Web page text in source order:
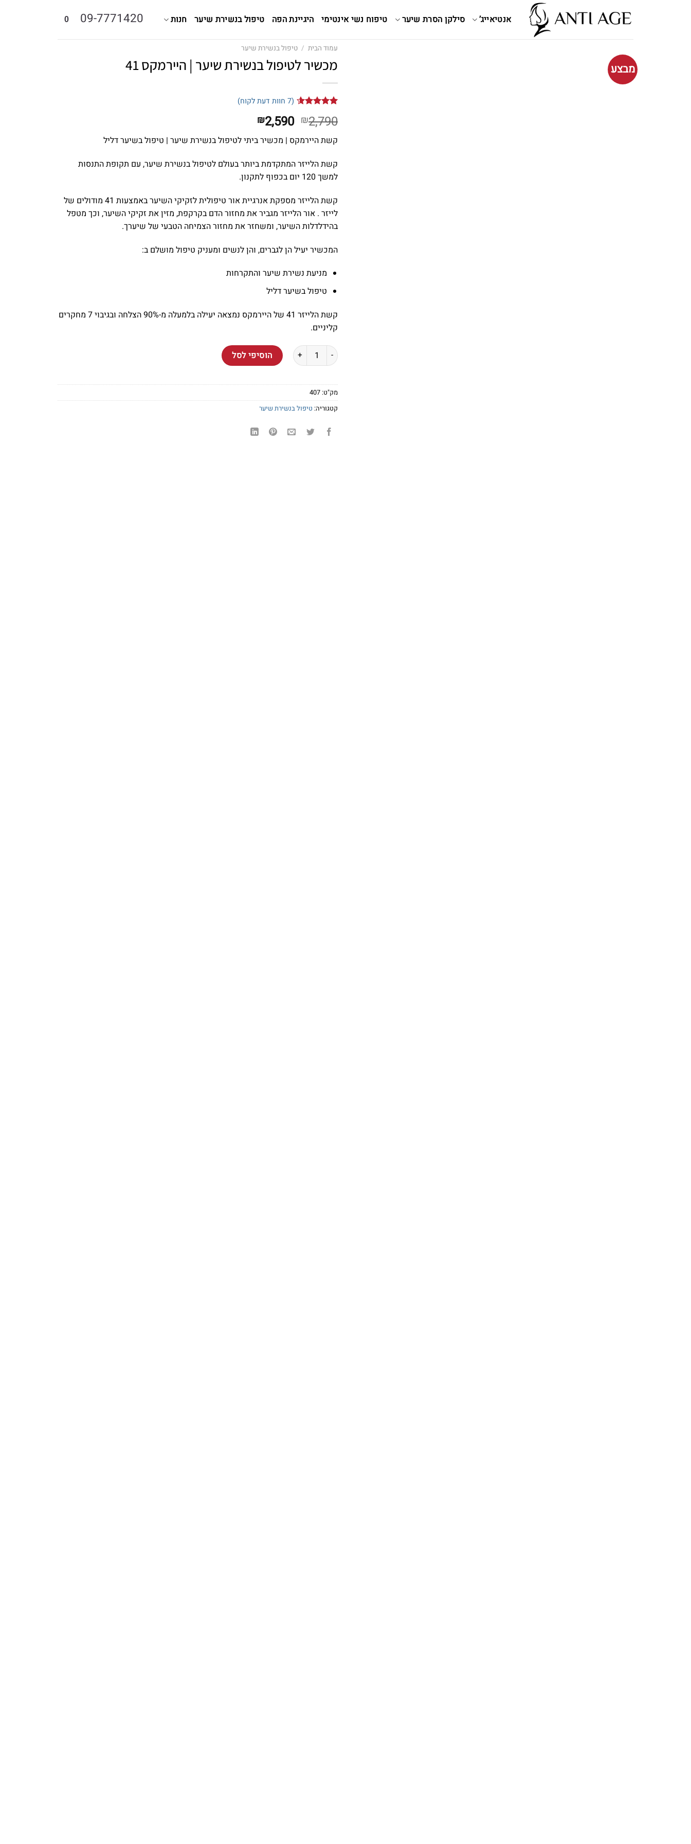
אנטיאייג’ סילקן הסרת שיער טיפוח נשי אינטימי היגיינת הפה טיפול בנשירת שיער חנות 09-7771420
0
מבצע
עמוד הבית / טיפול בנשירת שיער
מכשיר לטיפול בנשירת שיער | היירמקס 41
4.57מתוך
5 מבוסס
עלדירוגים
של לקוחות
(
7חוות דעת לקוח)
₪2,790 המחיר
המקורי
היה:
₪2,790.
₪2,590
הנוכחי
הוא:
₪2,590.
קשת היירמקס | מכשיר ביתי לטיפול בנשירת שיער | טיפול בשיער דליל
קשת הלייזר המתקדמת ביותר בעולם לטיפול בנשירת שיער, עם תקופת התנסות
למשך 120 יום בכפוף לתקנון.
קשת הלייזר מספקת אנרגיית אור טיפולית לזקיקי השיער באמצעות 41 מודולים של
לייזר . אור הלייזר מגביר את מחזור הדם בקרקפת, מזין את זקיקי השיער, וכך מטפל
בהידלדלות השיער, ומשחזר את מחזור הצמיחה הטבעי של שיערך.
המכשיר יעיל הן לגברים, והן לנשים ומעניק טיפול מושלם ב:
מניעת נשירת שיער והתקרחות
טיפול בשיער דליל
קשת הלייזר 41 של היירמקס נמצאה יעילה בלמעלה מ-90% הצלחה ובגיבוי 7 מחקרים
קליניים.
כמות של מכשיר לטיפול בנשירת שיער | היירמקס 41
הוסיפי לסל
מק"ט: 407
קטגוריה: טיפול בנשירת שיער